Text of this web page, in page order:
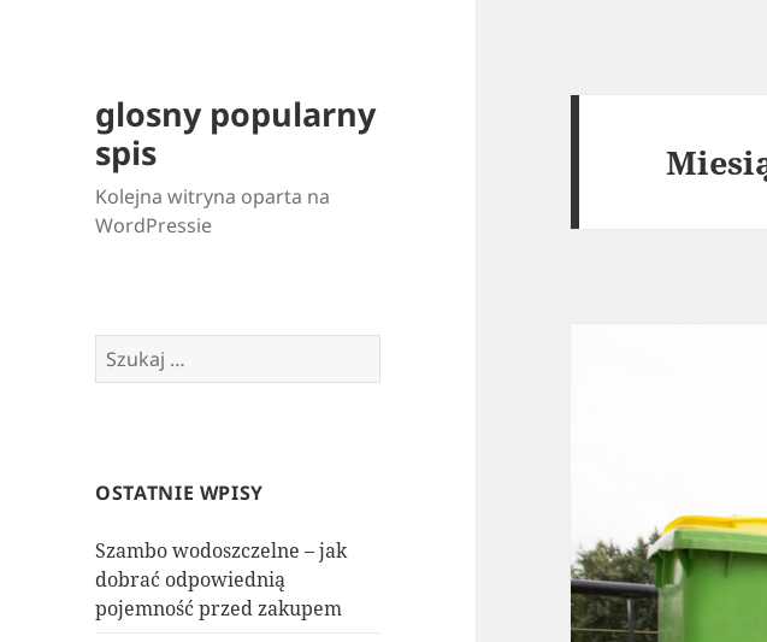
glosny popularny
spis
Kolejna witryna oparta na
WordPressie
Szukaj:
OSTATNIE WPISY
Szambo wodoszczelne – jak
dobrać odpowiednią
pojemność przed zakupem